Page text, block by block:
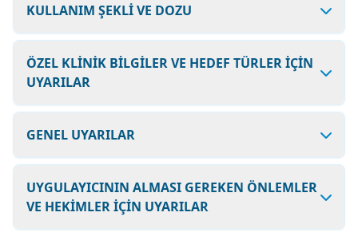
KULLANIM ŞEKLİ VE DOZU
ÖZEL KLİNİK BİLGİLER VE HEDEF TÜRLER İÇİN
UYARILAR
GENEL UYARILAR
UYGULAYICININ ALMASI GEREKEN ÖNLEMLER
VE HEKİMLER İÇİN UYARILAR